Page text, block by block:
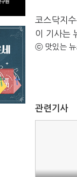
코스닥지
이 기사는
ⓒ 맛있는 뉴
관련기사